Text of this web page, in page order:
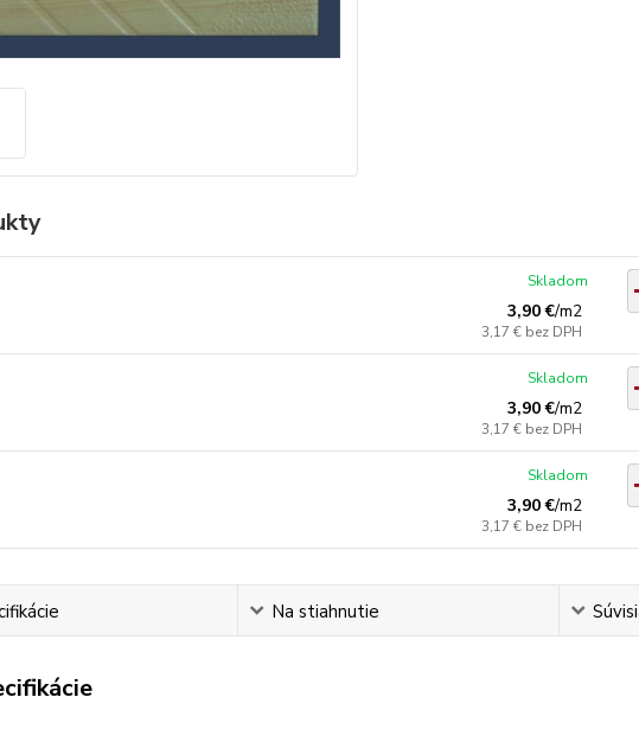
3,90 €/m2
3,17 € bez DPH
Skladom
3,90 €/m2
3,17 € bez DPH
Skladom
3,90 €/m2
3,17 € bez DPH
Skladom
Na stiahnutie